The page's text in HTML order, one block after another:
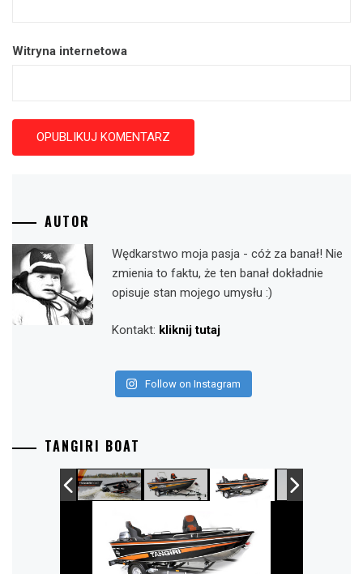
Witryna internetowa
AUTOR
Wędkarstwo moja pasja - cóż za banał! Nie
zmienia to faktu, że ten banał dokładnie
opisuje stan mojego umysłu :)
Kontakt: kliknij tutaj
Follow on Instagram
TANGIRI BOAT